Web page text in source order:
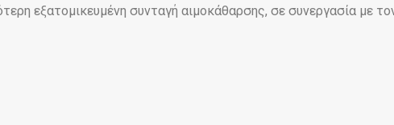
εξατομικευμένη συνταγή αιμοκάθαρσης, σε συνεργασία με